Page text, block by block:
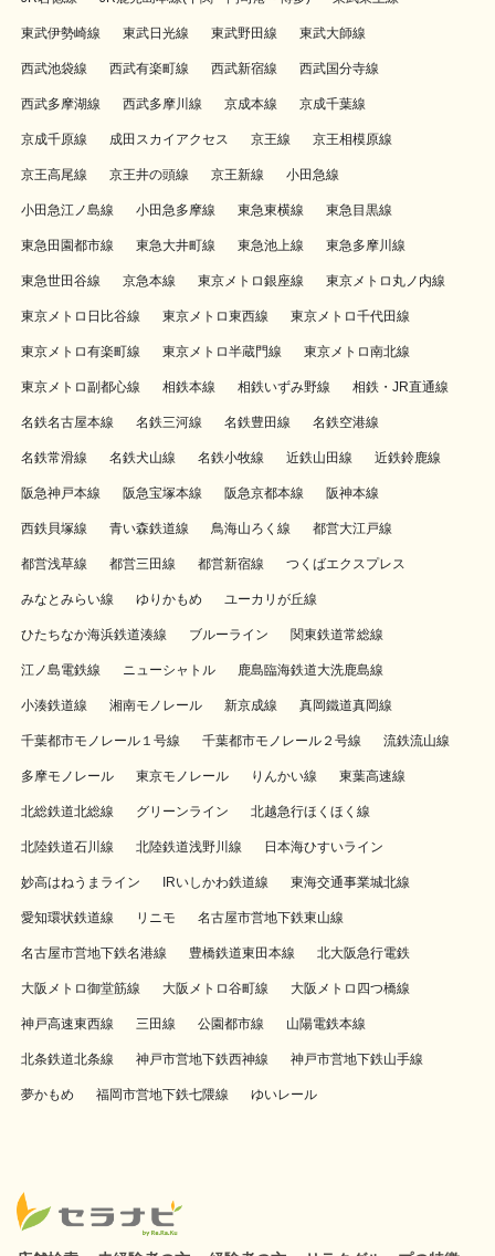
東武伊勢崎線 東武日光線 東武野田線 東武大師線
西武池袋線 西武有楽町線 西武新宿線 西武国分寺線
西武多摩湖線 西武多摩川線 京成本線 京成千葉線
京成千原線 成田スカイアクセス 京王線 京王相模原線
京王高尾線 京王井の頭線 京王新線 小田急線
小田急江ノ島線 小田急多摩線 東急東横線 東急目黒線
東急田園都市線 東急大井町線 東急池上線 東急多摩川線
東急世田谷線 京急本線 東京メトロ銀座線 東京メトロ丸ノ内線
東京メトロ日比谷線 東京メトロ東西線 東京メトロ千代田線
東京メトロ有楽町線 東京メトロ半蔵門線 東京メトロ南北線
東京メトロ副都心線 相鉄本線 相鉄いずみ野線 相鉄・JR直通線
名鉄名古屋本線 名鉄三河線 名鉄豊田線 名鉄空港線
名鉄常滑線 名鉄犬山線 名鉄小牧線 近鉄山田線 近鉄鈴鹿線
阪急神戸本線 阪急宝塚本線 阪急京都本線 阪神本線
西鉄貝塚線 青い森鉄道線 鳥海山ろく線 都営大江戸線
都営浅草線 都営三田線 都営新宿線 つくばエクスプレス
みなとみらい線 ゆりかもめ ユーカリが丘線
ひたちなか海浜鉄道湊線 ブルーライン 関東鉄道常総線
江ノ島電鉄線 ニューシャトル 鹿島臨海鉄道大洗鹿島線
小湊鉄道線 湘南モノレール 新京成線 真岡鐵道真岡線
千葉都市モノレール１号線 千葉都市モノレール２号線 流鉄流山線
多摩モノレール 東京モノレール りんかい線 東葉高速線
北総鉄道北総線 グリーンライン 北越急行ほくほく線
北陸鉄道石川線 北陸鉄道浅野川線 日本海ひすいライン
妙高はねうまライン IRいしかわ鉄道線 東海交通事業城北線
愛知環状鉄道線 リニモ 名古屋市営地下鉄東山線
名古屋市営地下鉄名港線 豊橋鉄道東田本線 北大阪急行電鉄
大阪メトロ御堂筋線 大阪メトロ谷町線 大阪メトロ四つ橋線
神戸高速東西線 三田線 公園都市線 山陽電鉄本線
北条鉄道北条線 神戸市営地下鉄西神線 神戸市営地下鉄山手線
夢かもめ 福岡市営地下鉄七隈線 ゆいレール